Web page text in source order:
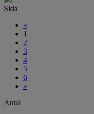
Sida
«
1
2
3
4
5
6
»
Antal